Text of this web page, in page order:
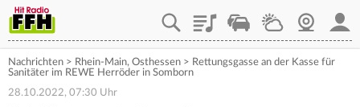
PlaylistStaupilotWetterWebcam
Nachrichten > Rhein-Main, Osthessen > Rettungsgasse an der Kasse für
Sanitäter im REWE Herröder in Somborn
28.10.2022, 07:30 Uhr